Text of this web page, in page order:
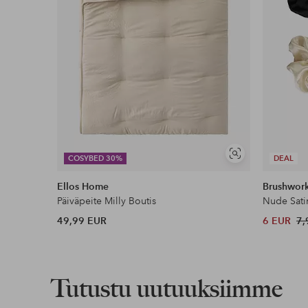
COSYBED 30%
Näytä
Ellos Home
Päiväpeite Milly Boutis
49,99 EUR
DEAL
Nude
6 EUR
Tutustu uutuuksiimme